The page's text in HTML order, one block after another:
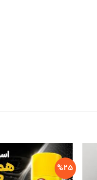
%25